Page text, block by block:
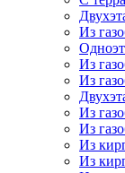
Из
Из
Из
Из
Из
Из
Из